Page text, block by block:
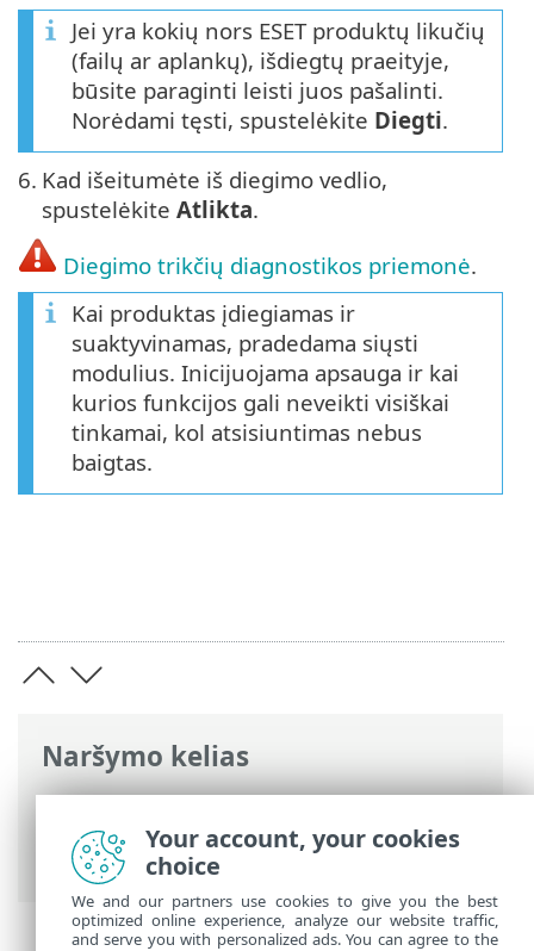
Naršymo kelias
ESET interneto žinynas>ESET NOD32
Antivirus
>Diegimas> Tiesioginio
diegimo programa
Jei yra kokių nors ESET produktų likučių
(failų ar aplankų), išdiegtų praeityje,
būsite paraginti leisti juos pašalinti.
Norėdami tęsti, spustelėkite Diegti.
6. Kad išeitumėte iš diegimo vedlio,
spustelėkite Atlikta.
Diegimo trikčių diagnostikos priemonė.
Kai produktas įdiegiamas ir
suaktyvinamas, pradedama siųsti
modulius. Inicijuojama apsauga ir kai
kurios funkcijos gali neveikti visiškai
tinkamai, kol atsisiuntimas nebus
baigtas.
Your account, your cookies
choice
We and our partners use cookies to give you the best
optimized online experience, analyze our website traffic,
and serve you with personalized ads. You can agree to the